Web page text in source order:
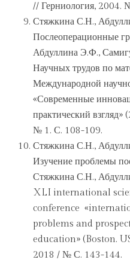
// Герниология, 2004.
Стяжкина С.Н.,
Послеоперационные
Абдуллина Э.Ф.,
Научных трудов по
Международной
«Современные
практический
№ 1. С. 108-109.
Стяжкина С.Н.,
Изучение проблемы
Стяжкина С.Н.,
XLI international
conference
problems and
education» (Boston.
2018 / № С. 143-144.